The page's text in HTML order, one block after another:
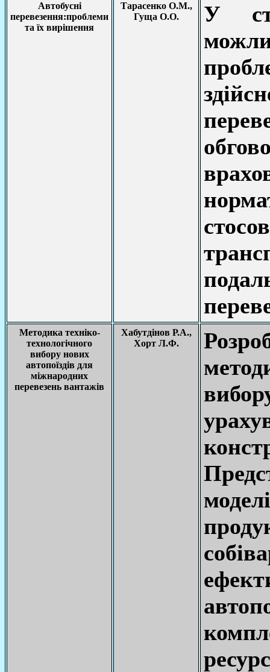
Автобусні
перевезення:проблеми
та їх вирішення
Тарасенко О.М.,
Гуща О.О.
У
Методика техніко-
технологічного
вибору нових
автопоїздів для
міжнародних
перевезень вантажів
Хабутдінов Р.А.,
Хорт Л.Ф.